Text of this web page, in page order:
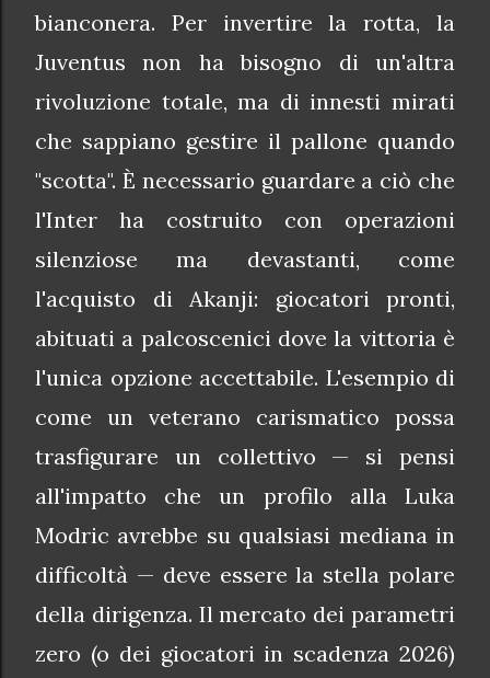
bianconera. Per invertire la rotta, la
Juventus non ha bisogno di un'altra
rivoluzione totale, ma di innesti mirati
che sappiano gestire il pallone quando
"scotta". È necessario guardare a ciò che
l'Inter ha costruito con operazioni
silenziose ma devastanti, come
l'acquisto di Akanji: giocatori pronti,
abituati a palcoscenici dove la vittoria è
l'unica opzione accettabile. L'esempio di
come un veterano carismatico possa
trasfigurare un collettivo — si pensi
all'impatto che un profilo alla Luka
Modric avrebbe su qualsiasi mediana in
difficoltà — deve essere la stella polare
della dirigenza. Il mercato dei parametri
zero (o dei giocatori in scadenza 2026)